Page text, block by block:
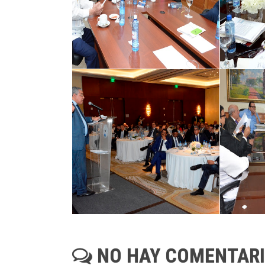
NO HAY